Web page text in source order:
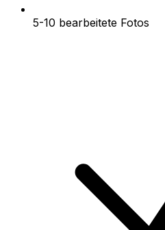
5-10 bearbeitete Fotos